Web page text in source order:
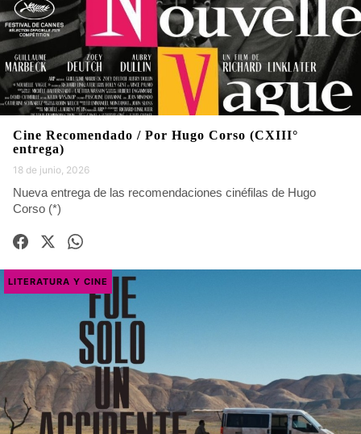
Cine Recomendado / Por Hugo Corso (CXIII°
entrega)
18 de junio, 2026
Nueva entrega de las recomendaciones cinéfilas de Hugo
Corso (*)
LITERATURA Y CINE